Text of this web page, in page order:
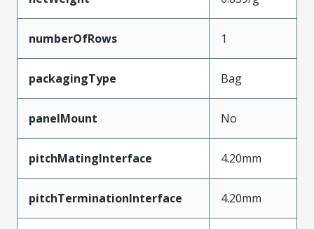
numberOfRows 1
packagingType Bag
panelMount No
pitchMatingInterface 4.20mm
pitchTerminationInterface 4.20mm